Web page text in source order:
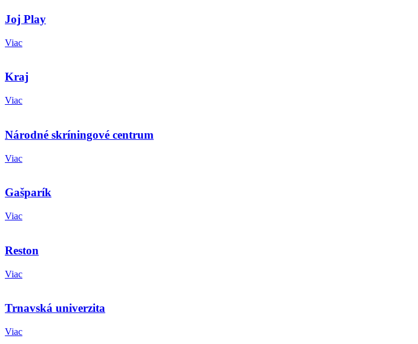
Joj Play
Viac
Kraj
Viac
Národné skríningové centrum
Viac
Gašparík
Viac
Reston
Viac
Trnavská univerzita
Viac